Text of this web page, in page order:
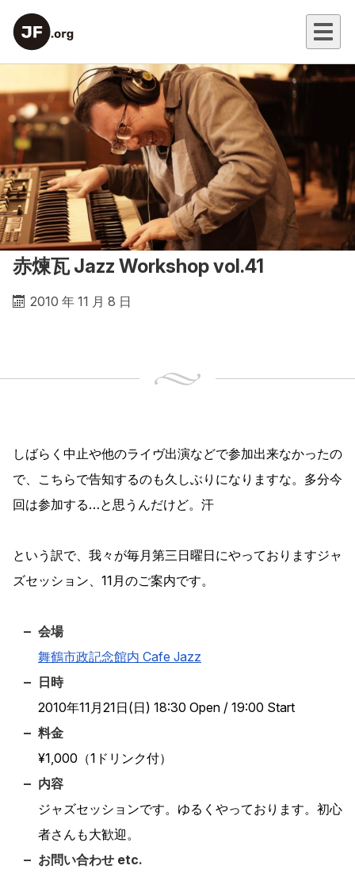
赤煉瓦 Jazz Workshop vol.41
2010 年 11 月 8 日
しばらく中止や他のライヴ出演などで参加出来なかったの
で、こちらで告知するのも久しぶりになりますな。多分今
回は参加する…と思うんだけど。汗
という訳で、我々が毎月第三日曜日にやっておりますジャ
ズセッション、11月のご案内です。
会場
舞鶴市政記念館内 Cafe Jazz
日時
2010年11月21日(日) 18:30 Open / 19:00 Start
料金
¥1,000（1ドリンク付）
内容
ジャズセッションです。ゆるくやっております。初心
者さんも大歓迎。
お問い合わせ etc.